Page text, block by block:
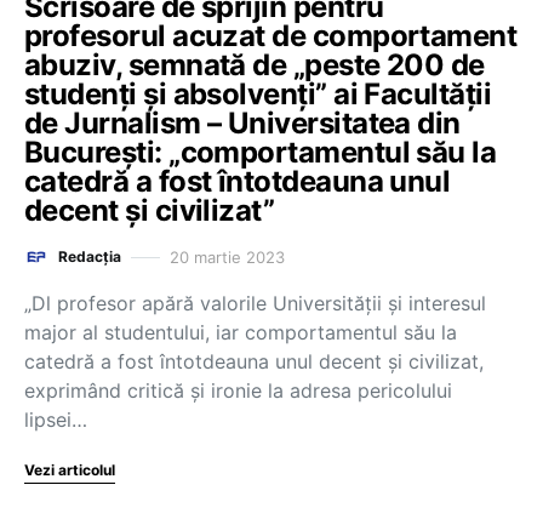
profesorul acuzat de comportament
abuziv, semnată de „peste 200 de
studenți și absolvenți” ai Facultății
de Jurnalism – Universitatea din
București: „comportamentul său la
catedră a fost întotdeauna unul
decent și civilizat”
Redacția 20 martie 2023
„Dl profesor apără valorile Universității și interesul
major al studentului, iar comportamentul său la
catedră a fost întotdeauna unul decent și civilizat,
exprimând critică și ironie la adresa pericolului
lipsei…
Vezi articolul